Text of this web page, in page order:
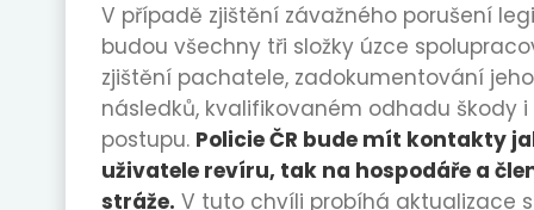
V případě zjištění závažného porušení
budou všechny tři složky úzce
zjištění pachatele, zadokumentování
následků, kvalifikovaném odhadu škody
postupu. Policie ČR bude mít kontakty
uživatele revíru, tak na hospodáře a
stráže. V tuto chvíli probíhá aktualizace